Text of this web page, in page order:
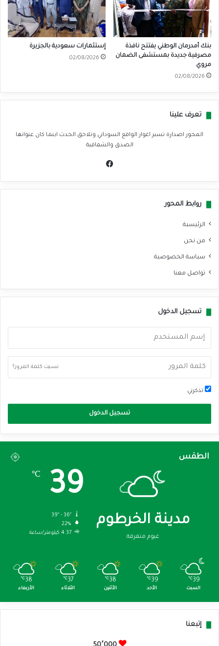
بنك أمدرمان الوطني يفتتح نافذة
مصرفية جديدة بمستشفى الضمان
مروي
02/08/2026
إستثمارات سعودية بالجزيرة
02/08/2026
تعرف علينا
المحور اصدارة تسبر اغوار الواقع السوداني وتلاحق الحدث اينما كان عنوانها
الصدق والشفافية
روابط المحور
الرئيسية
من نحن
سياسة الخصوصية
تواصل معنا
تسجيل الدخول
نسيت كلمة المرور؟
تذكرني
تسجيل الدخول
الطقس
مدينة الخرطوم
غيوم متفرقة
39
℃
22%
4.37 كيلومتر/ساعة
39
℃
السبت
39
℃
الأحد
38
℃
الأثنين
37
℃
الثلاثاء
38
℃
الأربعاء
إتبعنا